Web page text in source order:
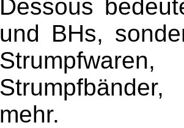
Dessous
und BHs,
mehr.